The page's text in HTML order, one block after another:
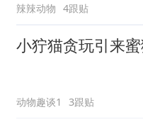
辣辣动物 4跟贴
小狞猫贪玩引来
动物趣谈1 3跟贴